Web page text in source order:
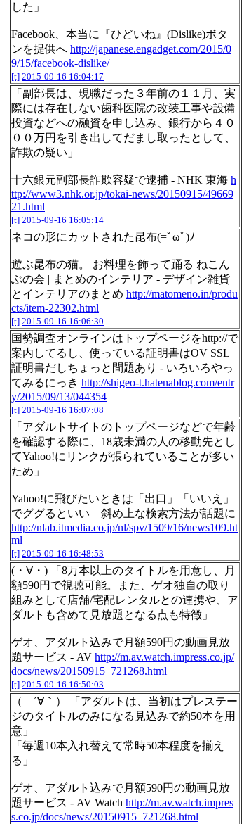
した」
Facebook、本当に『ひどいね』(Dislike)ボタ
ンを提供へ http://japanese.engadget.com/2015/0
9/15/facebook-dislike/
[t] 2015-09-16 16:04:17
「副部長は、現職だった３年前の１１月、実
際には存在しない歯科医院の改装工事や設備
投資などへの融資を申し込み、銀行から４０
００万円を引き出してだまし取ったとして、
詐欺の疑い」
十六銀元副部長詐欺容疑で逮捕 - NHK 東海 h
ttp://www3.nhk.or.jp/tokai-news/20150915/49669
21.html
[t] 2015-09-16 16:05:14
ネコの形にカットされた昆布(=ﾟωﾟ)ﾉ
遊ぶ昆布の猫。 お料理を飾って踊る ねこん
ぶの会 | まとめのインテリア - デザイン雑貨
とインテリアのまとめ http://matomeno.in/produ
cts/item-22302.html
[t] 2015-09-16 16:06:30
国勢調査オンラインはトップページをhttp://で
案内してるし、使っている証明書はOV SSL
証明書だしちょっと問題あり - いろいろやっ
てみるにっき http://shigeo-t.hatenablog.com/entr
y/2015/09/13/044354
[t] 2015-09-16 16:07:08
「アダルトサイトのトップページなどで年齢
を確認する際に、18歳未満の人の移動先とし
てYahoo!にリンクが張られていることが多い
ため」
Yahoo!に飛びたいときは「出口」「いいえ」
でググるといい 斜め上な検索方法が話題に
http://nlab.itmedia.co.jp/nl/spv/1509/16/news109.ht
ml
[t] 2015-09-16 16:48:53
(・∀・) 「8万本以上のタイトルを用意し、月
額590円で視聴可能。また、ゲオ独自の取り
組みとして店舗/宅配レンタルとの連携や、ア
ダルトも含めて見放題となる点も特徴」
ゲオ、アダルト込みで月額590円の動画見放
題サービス - AV http://m.av.watch.impress.co.jp/
docs/news/20150915_721268.html
[t] 2015-09-16 16:50:03
（ ´∀｀） 「アダルトは、当初はプレステー
ジのタイトルのみになる見込みで約50本を用
意」
「毎週10本入れ替えて常時50本程度を揃え
る」
ゲオ、アダルト込みで月額590円の動画見放
題サービス - AV Watch http://m.av.watch.impres
s.co.jp/docs/news/20150915_721268.html